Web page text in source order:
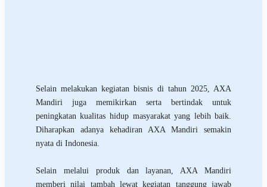
Selain melakukan kegiatan bisnis di tahun 2025, AXA
Mandiri juga memikirkan serta bertindak untuk
peningkatan kualitas hidup masyarakat yang lebih baik.
Diharapkan adanya kehadiran AXA Mandiri semakin
nyata di Indonesia.
Selain melalui produk dan layanan, AXA Mandiri
memberi nilai tambah lewat kegiatan tanggung jawab